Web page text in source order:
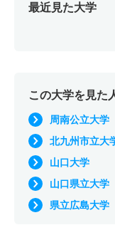
最近見た大学
この大学を見た
周南公立大学
北九州市立大
山口大学
山口県立大学
県立広島大学